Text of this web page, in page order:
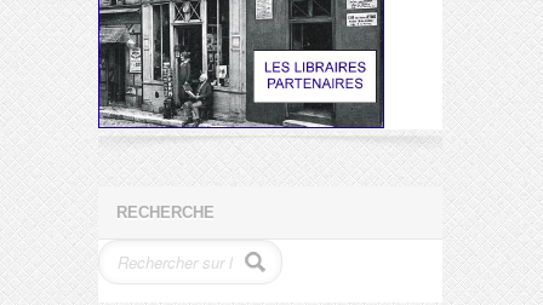
RECHERCHE